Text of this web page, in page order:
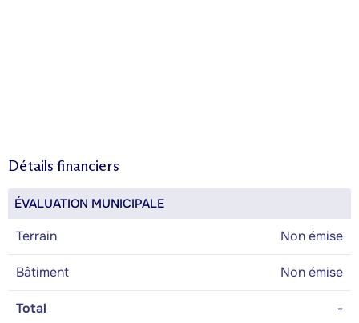
Détails financiers
ÉVALUATION MUNICIPALE
Terrain Non émise
Bâtiment Non émise
Total
-